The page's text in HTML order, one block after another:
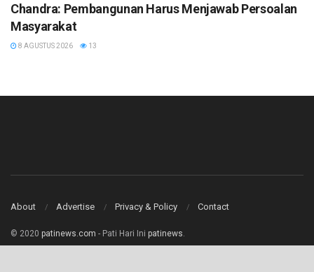
Chandra: Pembangunan Harus Menjawab Persoalan
Masyarakat
8 AGUSTUS 2026 13
About Advertise Privacy & Policy Contact
© 2020 patinews.com - Pati Hari Ini patinews.